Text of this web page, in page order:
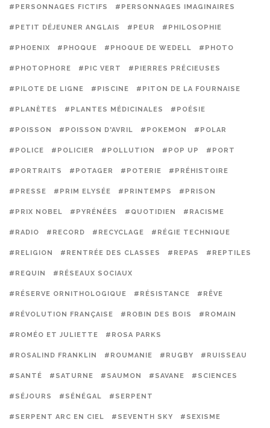
#PERSONNAGES FICTIFS #PERSONNAGES IMAGINAIRES
#PETIT DÉJEUNER ANGLAIS #PEUR #PHILOSOPHIE
#PHOENIX #PHOQUE #PHOQUE DE WEDELL #PHOTO
#PHOTOPHORE #PIC VERT #PIERRES PRÉCIEUSES
#PILOTE DE LIGNE #PISCINE #PITON DE LA FOURNAISE
#PLANÈTES #PLANTES MÉDICINALES #POÉSIE
#POISSON #POISSON D'AVRIL #POKEMON #POLAR
#POLICE #POLICIER #POLLUTION #POP UP #PORT
#PORTRAITS #POTAGER #POTERIE #PRÉHISTOIRE
#PRESSE #PRIM ELYSÉE #PRINTEMPS #PRISON
#PRIX NOBEL #PYRÉNÉES #QUOTIDIEN #RACISME
#RADIO #RECORD #RECYCLAGE #RÉGIE TECHNIQUE
#RELIGION #RENTRÉE DES CLASSES #REPAS #REPTILES
#REQUIN #RÉSEAUX SOCIAUX
#RÉSERVE ORNITHOLOGIQUE #RÉSISTANCE #RÊVE
#RÉVOLUTION FRANÇAISE #ROBIN DES BOIS #ROMAIN
#ROMÉO ET JULIETTE #ROSA PARKS
#ROSALIND FRANKLIN #ROUMANIE #RUGBY #RUISSEAU
#SANTÉ #SATURNE #SAUMON #SAVANE #SCIENCES
#SÉJOURS #SÉNÉGAL #SERPENT
#SERPENT ARC EN CIEL #SEVENTH SKY #SEXISME